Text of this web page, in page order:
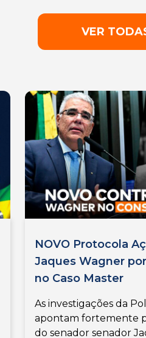
VER
NOVO Protocola
Jaques Wagner
no Caso Master
As investigações da
apontam fortemente
do senador senador